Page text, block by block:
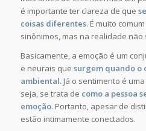
é importante ter clareza de que
coisas diferentes. É muito
sinônimos, mas na realidade não
Basicamente, a emoção é um
e neurais que surgem quando o
ambiental.Já o sentimento é
seja, se trata de como a pessoa
emoção. Portanto, apesar de
estão intimamente conectados.